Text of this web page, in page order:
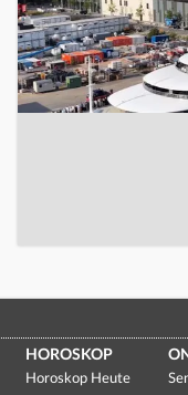
HOROSKOP
Horoskop Heute